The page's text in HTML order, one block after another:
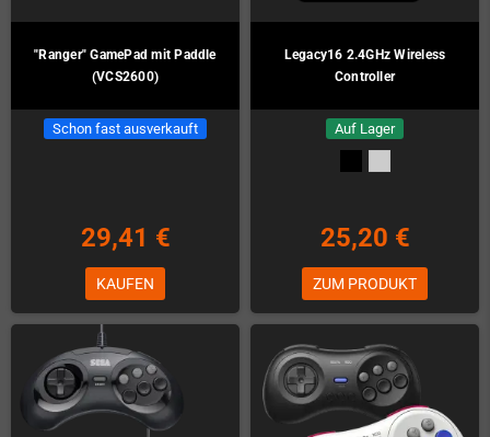
"Ranger" GamePad mit Paddle
(VCS2600)
Schon fast ausverkauft
29,41 €
KAUFEN
Legacy16 2.4GHz Wireless
Controller
Auf Lager
25,20 €
ZUM PRODUKT